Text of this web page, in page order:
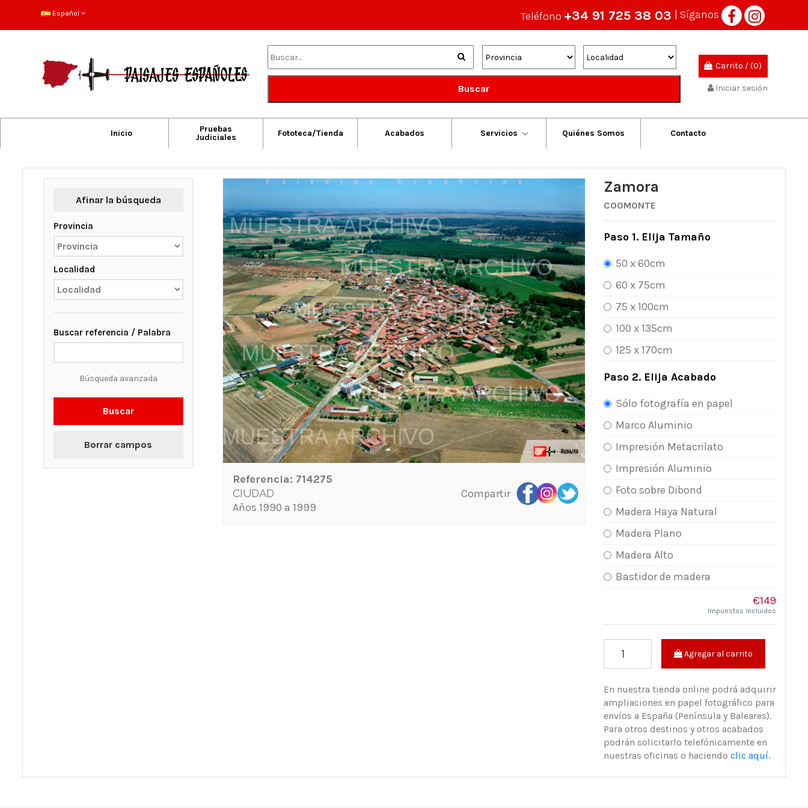
Español Teléfono +34 91 725 38 03 | Síganos
Buscar
Carrito /(0)
Iniciar sesión
Inicio
Pruebas
Judiciales
Fototeca/Tienda Acabados Servicios Quiénes Somos Contacto
Afinar la búsqueda
Provincia
Localidad
Buscar referencia / Palabra
Búsqueda avanzada
Buscar
Borrar campos
Referencia: 714275
CIUDAD
Años 1990 a 1999
Compartir
Zamora
COOMONTE
Paso 1. Elija Tamaño
50 x 60cm
60 x 75cm
75 x 100cm
100 x 135cm
125 x 170cm
Paso 2. Elija Acabado
Sólo fotografía en papel
Marco Aluminio
Impresión Metacrilato
Impresión Aluminio
Foto sobre Dibond
Madera Haya Natural
Madera Plano
Madera Alto
Bastidor de madera
€149
Impuestos incluidos
Agregar al carrito
En nuestra tienda online podrá adquirir
ampliaciones en papel fotográfico para
envíos a España (Península y Baleares).
Para otros destinos y otros acabados
podrán solicitarlo telefónicamente en
nuestras oficinas o haciendo clic aquí.